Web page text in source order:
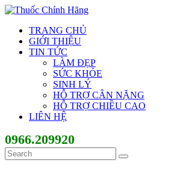
TRANG CHỦ
GIỚI THIỆU
TIN TỨC
LÀM ĐẸP
SỨC KHỎE
SINH LÝ
HỖ TRỢ CÂN NẶNG
HỖ TRỢ CHIỀU CAO
LIÊN HỆ
0966.209920